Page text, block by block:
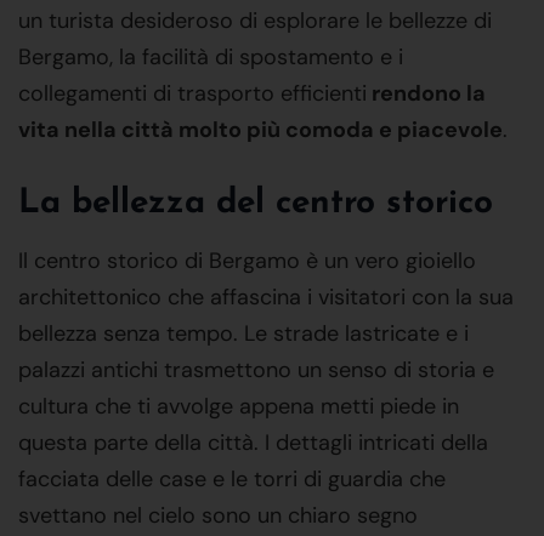
un turista desideroso di esplorare le bellezze di
Bergamo, la facilità di spostamento e i
collegamenti di trasporto efficienti rendono la
vita nella città molto più comoda e piacevole.
La bellezza del centro storico
Il centro storico di Bergamo è un vero gioiello
architettonico che affascina i visitatori con la sua
bellezza senza tempo. Le strade lastricate e i
palazzi antichi trasmettono un senso di storia e
cultura che ti avvolge appena metti piede in
questa parte della città. I dettagli intricati della
facciata delle case e le torri di guardia che
svettano nel cielo sono un chiaro segno